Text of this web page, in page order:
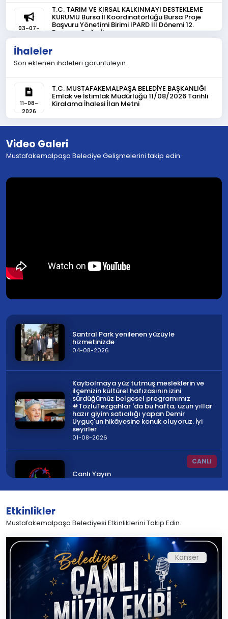
03-07-
2026
T.C. TARIM VE KIRSAL KALKINMAYI DESTEKLEME
KURUMU Bursa İl Koordinatörlüğü Bursa Proje
Başvuru Yönetimi Birimi IPARD III Dönemi 12.
Başvuru Çağrı İlanı
2026
T.C. TARIM VE KIRSAL KALKINMAYI DESTEKLEME
KURUMU Bursa İl Koordinatörlüğü Bursa Proje
Başvuru Yönetimi Birimi IPARD III Dönemi 11.
30-04-
2026
EFLİN SÖNMEZ İÇİN EL ELE
İhaleler
Son eklenen ihaleleri görüntüleyin.
11-08-
2026
T.C. MUSTAFAKEMALPAŞA BELEDİYE BAŞKANLIĞI
Emlak ve İstimlak Müdürlüğü 11/08/2026 Tarihli
Kiralama İhalesi İlan Metni
Video Galeri
Mustafakemalpaşa Belediye Gelişmelerini takip edin.
Santral Park yenilenen yüzüyle
hizmetinizde
04-08-2026
Kaybolmaya yüz tutmuş mesleklerin ve
ilçemizin kültürel hafızasının izini
sürdüğümüz belgesel programımız
#TozluTezgahlar 'da bu hafta; uzun yıllar
hazır giyim satıcılığı yapan Demir
Uyguç'un hikâyesine konuk oluyoruz. İyi
seyirler
01-08-2026
CANLI
Canlı Yayın
#Temizlikİşleri Müdürlüğümüz, her zaman
29-07-2026
Daha güvenli yollar, daha konforlu ulaşım
27-07-2026
Etkinlikler
Mustafakemalpaşa Belediyesi Etkinliklerini Takip Edin.
Konser